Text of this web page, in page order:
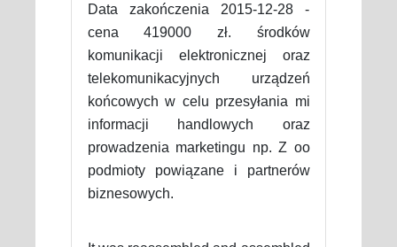
Data zakończenia 2015-12-28 -
cena 419000 zł. środków
komunikacji elektronicznej oraz
telekomunikacyjnych urządzeń
końcowych w celu przesyłania mi
informacji handlowych oraz
prowadzenia marketingu np. Z oo
podmioty powiązane i partnerów
biznesowych.